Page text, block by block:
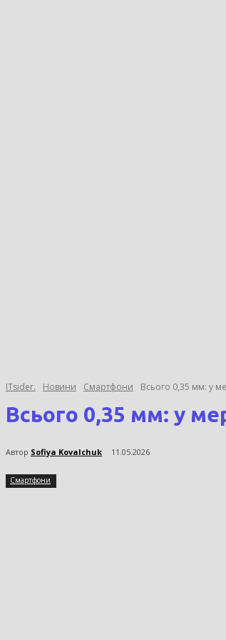
ITsider. Новини Смартфони Всього 0,35 мм: у
Всього 0,35 мм: у
Автор Sofiya Kovalchuk 11.05.2026
Смартфони